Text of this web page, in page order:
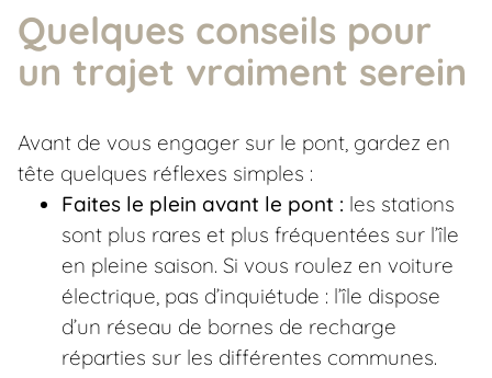
Quelques conseils pour
un trajet vraiment serein
Avant de vous engager sur le pont, gardez en
tête quelques réflexes simples :
Faites le plein avant le pont : les stations
sont plus rares et plus fréquentées sur l’île
en pleine saison. Si vous roulez en voiture
électrique, pas d’inquiétude : l’île dispose
d’un réseau de bornes de recharge
réparties sur les différentes communes.